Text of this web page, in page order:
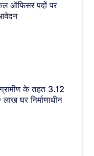
ऑफिसर पदों पर
के तहत 3.12
घर निर्माणाधीन